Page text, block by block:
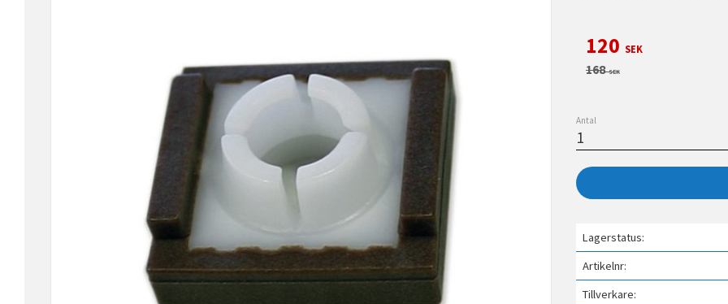
Nedsatt pris:
120 SEK
Ordinarie pris:
168SEK
Antal
Lagerstatus
Artikelnr
Tillverkare